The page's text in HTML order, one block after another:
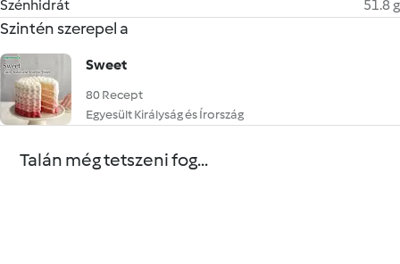
Szénhidrát
51.8 g
Szintén szerepel a
Sweet
80 Recept
Egyesült Királyság és Írország
Talán még tetszeni fog...